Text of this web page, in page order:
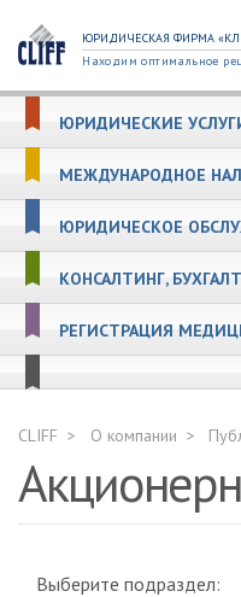
ЮРИДИЧЕСКАЯ ФИРМА
Находим оптимальное
ЮРИДИЧЕСКИЕ
МЕЖДУНАРОДНОЕ
ЮРИДИЧЕСКОЕ
КОНСАЛТИНГ,
РЕГИСТРАЦИЯ
CLIFF О компании
Выберите подраздел: